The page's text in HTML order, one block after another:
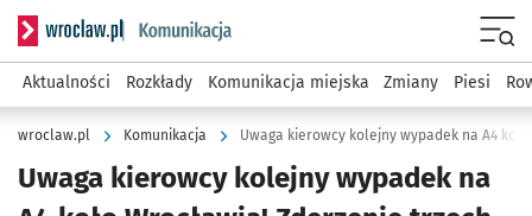
Serwis informacyjny wroclaw.pl podserwis: Komunikacja
Aktualności Rozkłady Komunikacja miejska Zmiany Piesi
wroclaw.pl Komunikacja
Uwaga kierowcy kolejny wypadek na